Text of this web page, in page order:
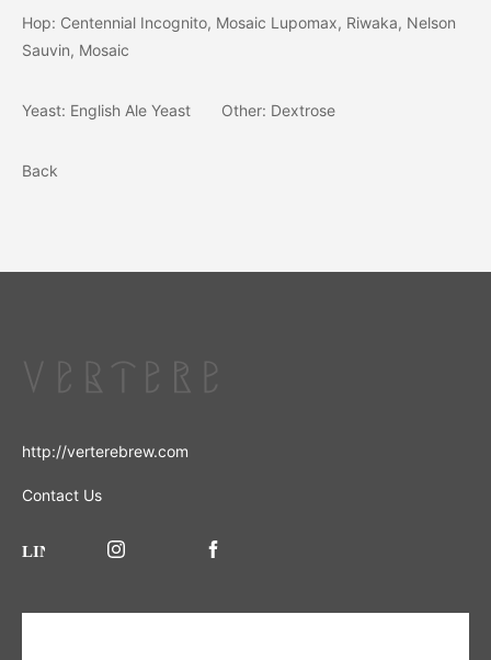
Hop: Centennial Incognito, Mosaic Lupomax, Riwaka, Nelson
Sauvin, Mosaic
Yeast: English Ale Yeast Other: Dextrose
Back
http://verterebrew.com
Contact Us